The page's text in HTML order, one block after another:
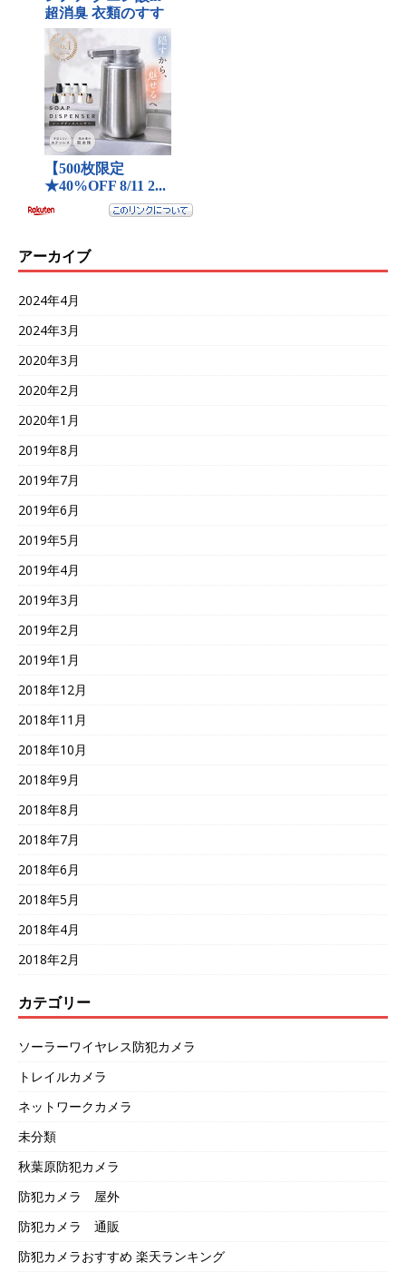
アーカイブ
2024年4月
2024年3月
2020年3月
2020年2月
2020年1月
2019年8月
2019年7月
2019年6月
2019年5月
2019年4月
2019年3月
2019年2月
2019年1月
2018年12月
2018年11月
2018年10月
2018年9月
2018年8月
2018年7月
2018年6月
2018年5月
2018年4月
2018年2月
カテゴリー
ソーラーワイヤレス防犯カメラ
トレイルカメラ
ネットワークカメラ
未分類
秋葉原防犯カメラ
防犯カメラ 屋外
防犯カメラ 通販
防犯カメラおすすめ 楽天ランキング